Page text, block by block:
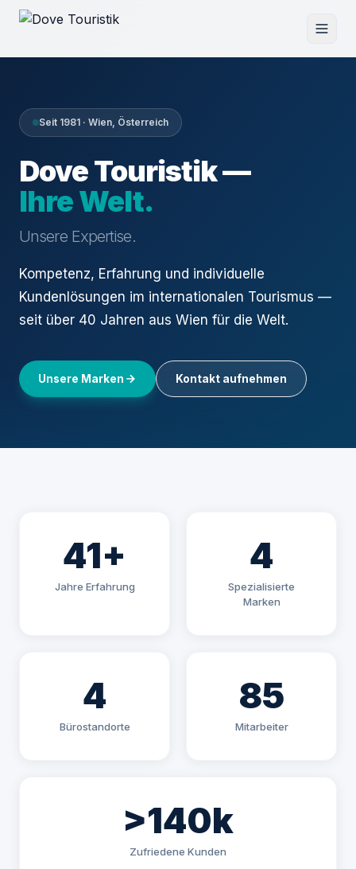
Seit 1981 · Wien, Österreich
Dove Touristik —
Ihre Welt.
Unsere Expertise.
Kompetenz, Erfahrung und individuelle
Kundenlösungen im internationalen Tourismus —
seit über 40 Jahren aus Wien für die Welt.
Unsere Marken Kontakt aufnehmen
41+
Jahre Erfahrung
4
Spezialisierte
Marken
4
Bürostandorte
85
Mitarbeiter
>140k
Zufriedene Kunden